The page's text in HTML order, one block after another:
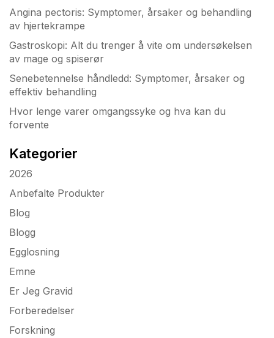
Angina pectoris: Symptomer, årsaker og behandling
av hjertekrampe
Gastroskopi: Alt du trenger å vite om undersøkelsen
av mage og spiserør
Senebetennelse håndledd: Symptomer, årsaker og
effektiv behandling
Hvor lenge varer omgangssyke og hva kan du
forvente
Kategorier
2026
Anbefalte Produkter
Blog
Blogg
Egglosning
Emne
Er Jeg Gravid
Forberedelser
Forskning